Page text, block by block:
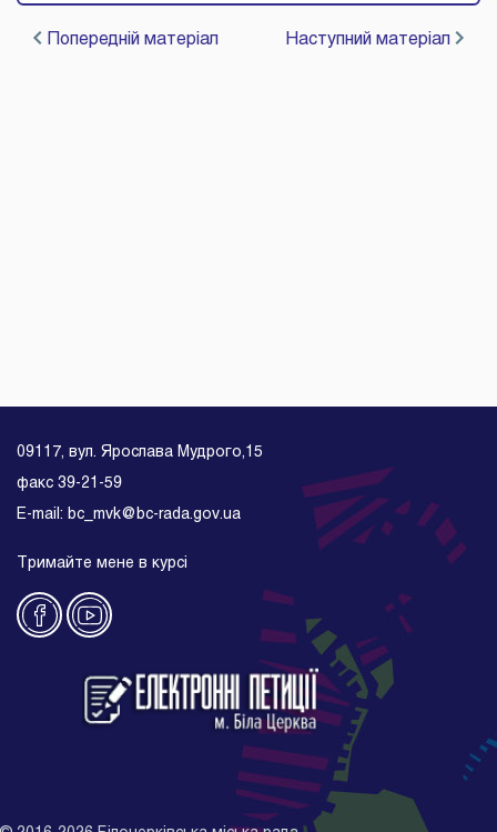
Попередній матеріал Наступний матеріал
09117, вул. Ярослава Мудрого,15
факс 39-21-59
E-mail: bc_mvk@bc-rada.gov.ua
Тримайте мене в курсі